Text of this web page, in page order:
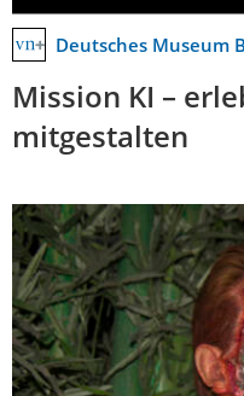
Deutsches Museum
Mission KI –
mitgestalten